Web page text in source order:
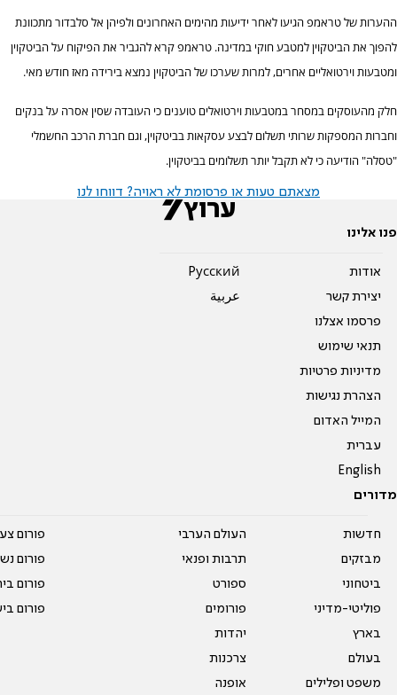
ההערות של טראמפ הגיעו לאחר ידיעות מהימים האחרונים ולפיהן אל סלבדור מתכוונת
להפוך את הביטקוין למטבע חוקי במדינה. טראמפ קרא להגביר את הפיקוח על הביטקוין
ומטבעות וירטואליים אחרים, למרות שערכו של הביטקוין נמצא בירידה מאז חודש מאי.
חלק מהעוסקים במסחר במטבעות וירטואלים טוענים כי העובדה שסין אסרה על בנקים
וחברות המספקות שרותי תשלום לבצע עסקאות בביטקוין, וגם חברת הרכב החשמלי
"טסלה" הודיעה כי לא תקבל יותר תשלומים בביטקוין.
מצאתם טעות או פרסומת לא ראויה? דווחו לנו
פנו אלינו
אודות
יצירת קשר
פרסמו אצלנו
תנאי שימוש
מדיניות פרטיות
הצהרת נגישות
המייל האדום
עברית
English
Pусский
عربية
מדורים
חדשות
מבזקים
ביטחוני
פוליטי-מדיני
בארץ
בעולם
משפט ופלילים
העולם הערבי
תרבות ופנאי
ספורט
פורומים
יהדות
צרכנות
אופנה
פורום
פורום
פורום
פורום